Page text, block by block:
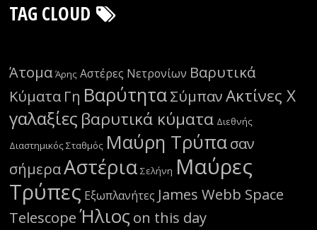
TAG CLOUD
Άτομα Άρης Αστέρες Νετρονίων Βαρυτικά
Κύματα Γη ΒαρύτηταΣύμπαν Ακτίνες Χ
γαλαξίες βαρυτικά κύματα Διεθνής
Διαστημικός Σταθμός Μαύρη Τρύπασαν
σήμεραΑστέρια Σελήνη Μαύρες
Τρύπες Εξωπλανήτες James Webb Space
Telescope Ήλιος on this day